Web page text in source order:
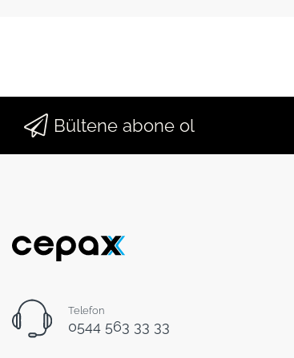
Bültene abone ol
Telefon
0544 563 33 33